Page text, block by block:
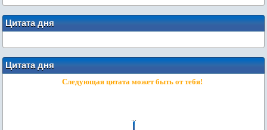
Цитата дня
Цитата дня
Следующая цитата может быть от тебя!